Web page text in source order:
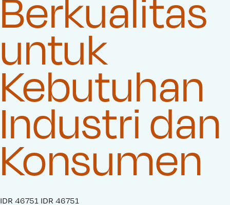
Berkualitas
untuk
Kebutuhan
Industri dan
Konsumen
S
IDR 46751 O
IDR 46751